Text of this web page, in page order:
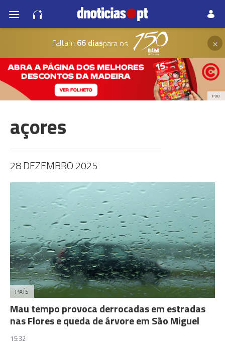
Faltam 66 diaspara os ×
PUB
açores
28 DEZEMBRO 2025
PAÍS
Mau tempo provoca derrocadas em estradas
nas Flores e queda de árvore em São Miguel
15:32